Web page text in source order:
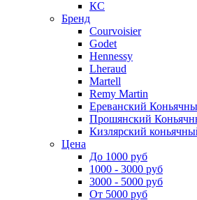
КС
Бренд
Courvoisier
Godet
Hennessy
Lheraud
Martell
Remy Martin
Ереванский
Прошянский
Кизлярский
Цена
До 1000 руб
1000 - 3000 руб
3000 - 5000 руб
От 5000 руб